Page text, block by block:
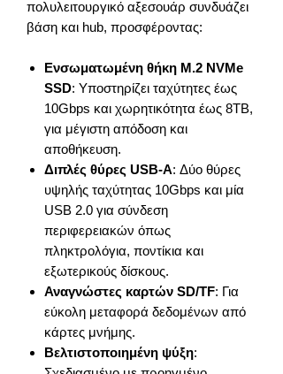
πολυλειτουργικό αξεσουάρ συνδυάζει
βάση και hub, προσφέροντας:
Ενσωματωμένη θήκη M.2 NVMe
SSD: Υποστηρίζει ταχύτητες έως
10Gbps και χωρητικότητα έως 8TB,
για μέγιστη απόδοση και
αποθήκευση.
Διπλές θύρες USB-A: Δύο θύρες
υψηλής ταχύτητας 10Gbps και μία
USB 2.0 για σύνδεση
περιφερειακών όπως
πληκτρολόγια, ποντίκια και
εξωτερικούς δίσκους.
Αναγνώστες καρτών SD/TF: Για
εύκολη μεταφορά δεδομένων από
κάρτες μνήμης.
Βελτιστοποιημένη ψύξη: